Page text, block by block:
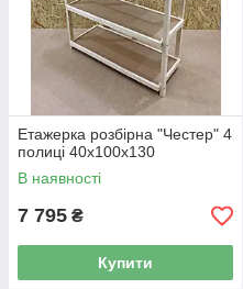
Етажерка розбірна "Честер" 4
полиці 40х100х130
В наявності
7 795 ₴
Купити